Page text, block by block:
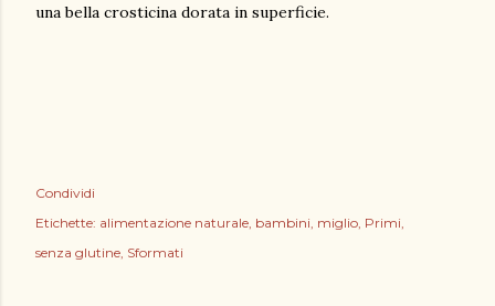
una bella crosticina dorata in superficie.
Condividi
Etichette: alimentazione naturale bambini miglio Primi
senza glutine Sformati